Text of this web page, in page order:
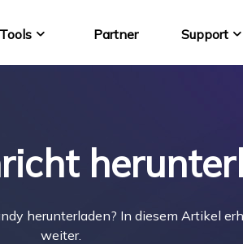
Video Downloader
YouTube Video auf
VideoKit
Partner Support
herunterladen? In diesem Artikel
weiter.